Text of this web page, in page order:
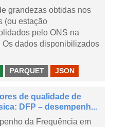
grandezas obtidas nos
(ou estação
pelo ONS na
dados disponibilizados
PARQUET JSON
de qualidade de
DFP – desempenh...
da Frequência em